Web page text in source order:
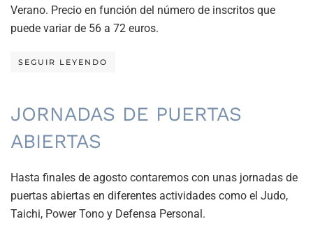
Verano. Precio en función del número de inscritos que
puede variar de 56 a 72 euros.
SEGUIR LEYENDO
JORNADAS DE PUERTAS
ABIERTAS
Hasta finales de agosto contaremos con unas jornadas de
puertas abiertas en diferentes actividades como el Judo,
Taichi, Power Tono y Defensa Personal.